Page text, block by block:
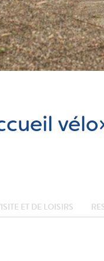
ET DE LOISIRS